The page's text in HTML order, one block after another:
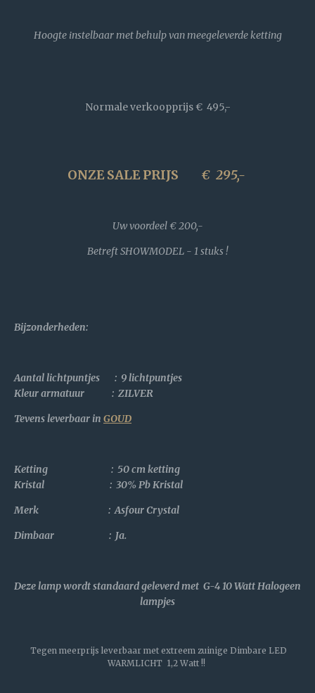
Hoogte instelbaar met behulp van meegeleverde ketting
Normale verkoopprijs€ 495,-
ONZE SALE PRIJS € 295,-
Uw voordeel € 200,-
Betreft SHOWMODEL - 1 stuks !
Bijzonderheden:
Aantal lichtpuntjes : 9 lichtpuntjes
Kleur armatuur : ZILVER
Tevens leverbaar in GOUD
Ketting : 50 cm ketting
Kristal : 30% Pb Kristal
Merk : Asfour Crystal
Dimbaar : Ja.
Deze lamp wordt standaard geleverd met G-4 10 Watt Halogeen
lampjes
Tegen meerprijs leverbaar met extreem zuinige Dimbare LED
WARMLICHT 1,2 Watt !!